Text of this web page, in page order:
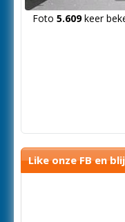
Foto 5.609keer
Like onze FB en